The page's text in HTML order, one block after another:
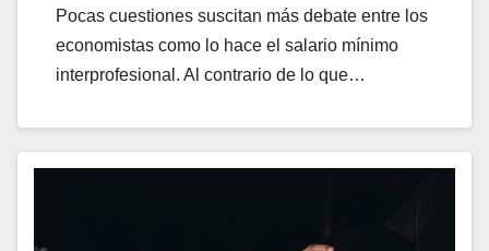
Pocas cuestiones suscitan más debate entre los
economistas como lo hace el salario mínimo
interprofesional. Al contrario de lo que…